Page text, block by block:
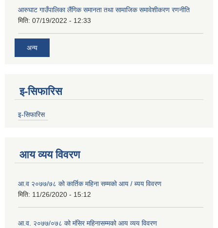
आरुघाट गाउँपालिका लैंगिक समानता तथा सामाजिक समावेशीकरण रणनीति
मिति: 07/19/2022 - 12:33
अन्य
इ-सिफारिस
इ-सिफारिस
आय व्यय विवरण
आ.व २०७७/७८ को कार्तिक महिना सम्मको आय / ब्यय विवरण
मिति: 11/26/2020 - 15:12
आ.व. २०७७/०७८ को मंसिर महिनासम्मको आय व्यय विवरण